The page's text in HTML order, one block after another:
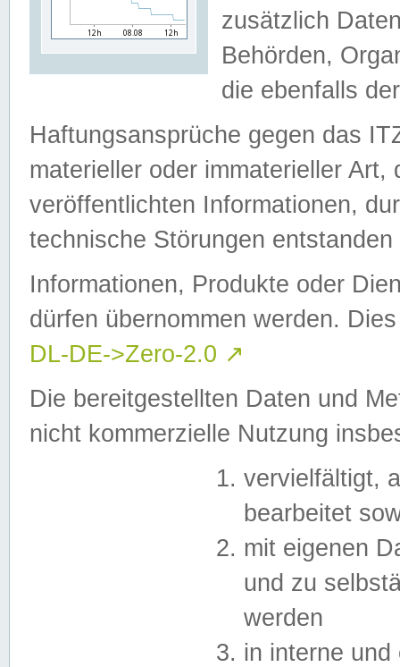
zusätzlich
Behörden,
die ebenfalls
Haftungsansprüche gegen das
materieller oder immaterieller
veröffentlichten Informationen,
technische Störungen
Informationen, Produkte oder
dürfen übernommen werden.
DL-DE->Zero-2.0 ↗
Die bereitgestellten Daten und
nicht kommerzielle Nutzung
vervielfältigt,
bearbeitet
mit eigenen
und zu
werden
in interne